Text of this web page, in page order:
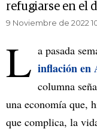
refugiarse en el
9 Noviembre de 2022
L a pasada
inflación en
columna
una economía que,
que complica, la